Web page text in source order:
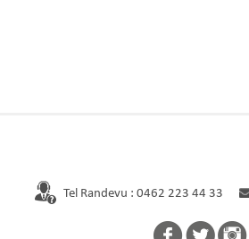
Tel Randevu : 0462 223 44 33